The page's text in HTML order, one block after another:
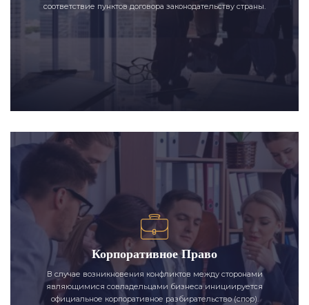
соответствие пунктов договора законодательству страны.
Корпоративное Право
В случае возникновения конфликтов между сторонами
являющимися совладельцами бизнеса инициируется
официальное корпоративное разбирательство (спор).